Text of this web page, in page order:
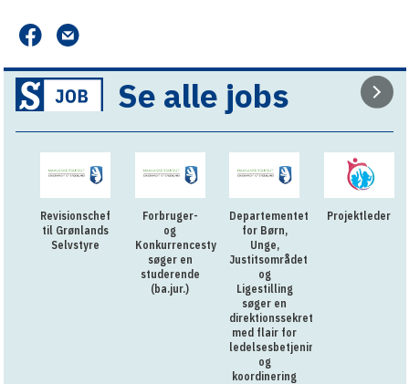
Se alle jobs
Revisionschef
til Grønlands
Selvstyre
Forbruger-
og
Konkurrencestyrelsen
søger en
studerende
(ba.jur.)
Departementet
for Børn,
Unge,
Justitsområdet
og
Ligestilling
søger en
direktionssekretær
med flair for
ledelsesbetjening
og
koordinering
Projektleder